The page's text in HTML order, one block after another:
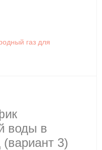
газ для
воды в
3)